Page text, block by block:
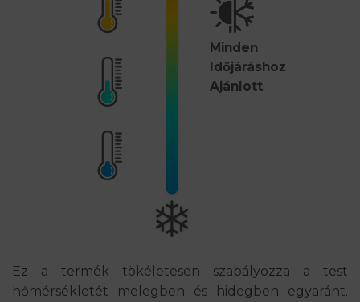
Minden
Időjáráshoz
Ajánlott
Ez a termék tökéletesen szabályozza a test
hőmérsékletét melegben és hidegben egyaránt.